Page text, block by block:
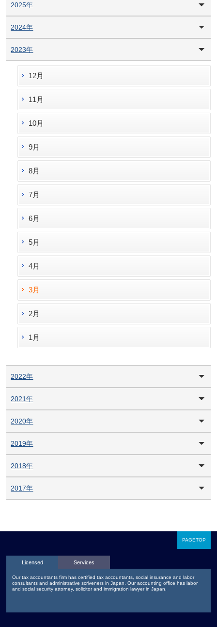
2025年
2024年
2023年
12月
11月
10月
9月
8月
7月
6月
5月
4月
3月
2月
1月
2022年
2021年
2020年
2019年
2018年
2017年
PAGETOP
Licensed Services
Our tax accountants firm has certified tax accountants, social insurance and labor
consultants and administrative scriveners in Japan. Our accounting office has labor
and social security attorney, solicitor and immigration lawyer in Japan.